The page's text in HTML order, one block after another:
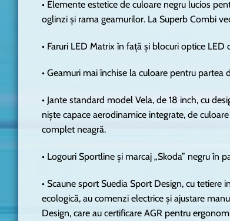
• Elemente estetice de culoare negru lucios
oglinzi și rama geamurilor. La Superb Combi
• Faruri LED Matrix în față și blocuri optice
• Geamuri mai închise la culoare pentru partea
• Jante standard model Vela, de 18 inch, cu
niște capace aerodinamice integrate, de
complet neagră.
• Logouri Sportline și marcaj „Skoda” negru în
• Scaune sport Suedia Sport Design, cu
ecologică, au comenzi electrice și ajustare
Design, care au certificare AGR pentru